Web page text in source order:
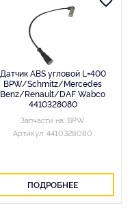
Датчик ABS угловой L=400
BPW/Schmitz/Mercedes
Benz/Renault/DAF Wabco
4410328080
Запчасти на: BPW
Артикул: 4410328080
ПОДРОБНЕЕ